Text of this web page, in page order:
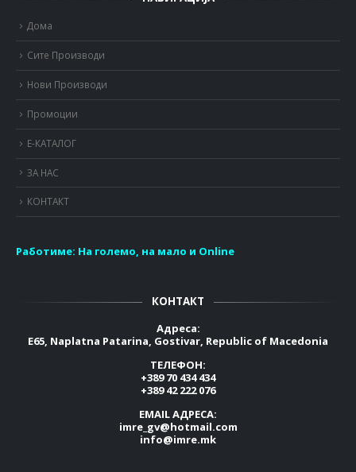
Дома
Сите Производи
Нови Производи
Промоции
Е-КАТАЛОГ
ЗА НАС
КОНТАКТ
Работиме: На големо, на мало и Online
КОНТАКТ
Адреса:
E65, Naplatna Patarina, Gostivar, Republic of Macedonia
ТЕЛЕФОН:
+389 70 434 434
+389 42 222 076
EMAIL АДРЕСА:
imre_gv@hotmail.com
info@imre.mk